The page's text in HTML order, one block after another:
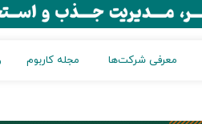
معرفی شرکت‌ها مجله کاربوم